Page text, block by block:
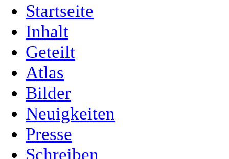
Startseite
Inhalt
Geteilt
Atlas
Bilder
Neuigkeiten
Presse
Schreiben